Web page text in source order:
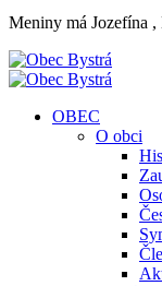
Meniny má Jozefína ,
OBEC
O obci